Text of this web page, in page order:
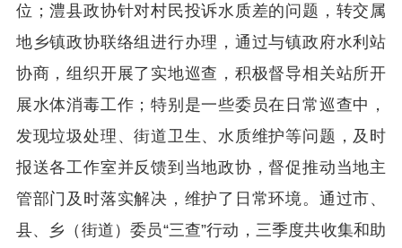
位；澧县政协针对村民投诉水质差的问题，转交属
地乡镇政协联络组进行办理，通过与镇政府水利站
协商，组织开展了实地巡查，积极督导相关站所开
展水体消毒工作；特别是一些委员在日常巡查中，
发现垃圾处理、街道卫生、水质维护等问题，及时
报送各工作室并反馈到当地政协，督促推动当地主
管部门及时落实解决，维护了日常环境。通过市、
县、乡（街道）委员“三查”行动，三季度共收集和助